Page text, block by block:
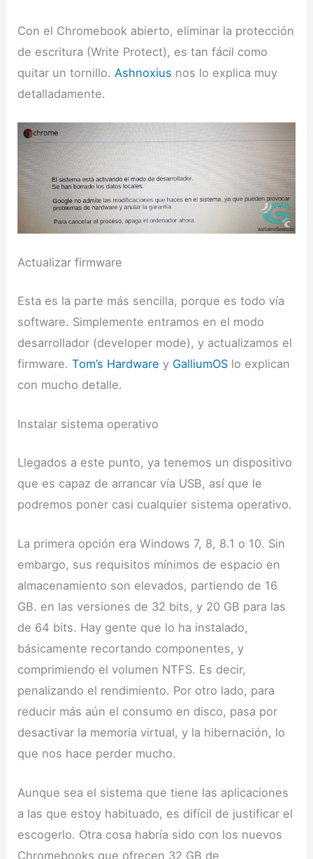
Con el Chromebook abierto, eliminar la protección
de escritura (Write Protect), es tan fácil como
quitar un tornillo. Ashnoxius nos lo explica muy
detalladamente.
Actualizar firmware
Esta es la parte más sencilla, porque es todo vía
software. Simplemente entramos en el modo
desarrollador (developer mode), y actualizamos el
firmware.Tom’s Hardware y GalliumOS lo explican
con mucho detalle.
Instalar sistema operativo
Llegados a este punto, ya tenemos un dispositivo
que es capaz de arrancar vía USB, así que le
podremos poner casi cualquier sistema operativo.
La primera opción era Windows 7, 8, 8.1 o 10. Sin
embargo, sus requisitos mínimos de espacio en
almacenamiento son elevados, partiendo de 16
GB. en las versiones de 32 bits, y 20 GB para las
de 64 bits. Hay gente que lo ha instalado,
básicamente recortando componentes, y
comprimiendo el volumen NTFS. Es decir,
penalizando el rendimiento. Por otro lado, para
reducir más aún el consumo en disco, pasa por
desactivar la memoria virtual, y la hibernación, lo
que nos hace perder mucho.
Aunque sea el sistema que tiene las aplicaciones
a las que estoy habituado, es difícil de justificar el
escogerlo. Otra cosa habría sido con los nuevos
Chromebooks que ofrecen 32 GB de